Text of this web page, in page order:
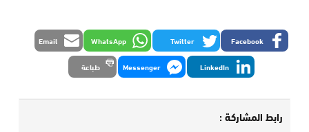
Facebook
Twitter
WhatsApp
Email
LinkedIn
Messenger طباعة
رابط المشاركة :